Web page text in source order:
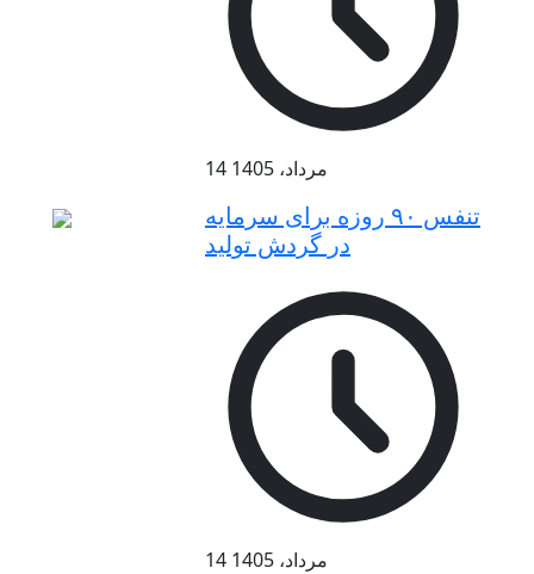
14 مرداد، 1405
تنفس ۹۰ روزه برای سرمایه
در گردش تولید
14 مرداد، 1405